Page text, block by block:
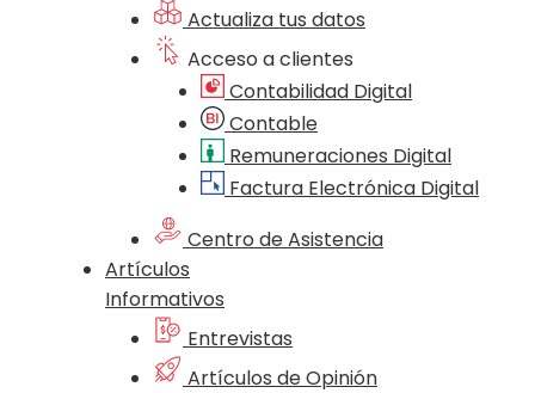
Actualiza tus datos
Acceso a clientes
Contabilidad Digital
Contable
Remuneraciones Digital
Factura Electrónica Digital
Centro de Asistencia
Artículos
Informativos
Entrevistas
Artículos de Opinión